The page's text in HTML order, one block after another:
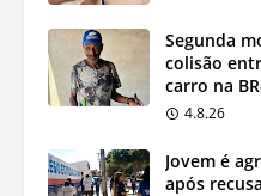
Segunda
colisão
carro na
4.8.26
Jovem é
após